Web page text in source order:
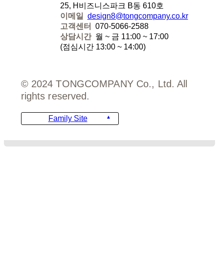
25, H비즈니스파크 B동 610호
이메일
design8@tongcompany.co.kr
고객센터
070-5066-2588
상담시간 월 ~ 금 11:00 ~ 17:00
(점심시간 13:00 ~ 14:00)
© 2024 TONGCOMPANY Co., Ltd. All
rights reserved.
Family Site